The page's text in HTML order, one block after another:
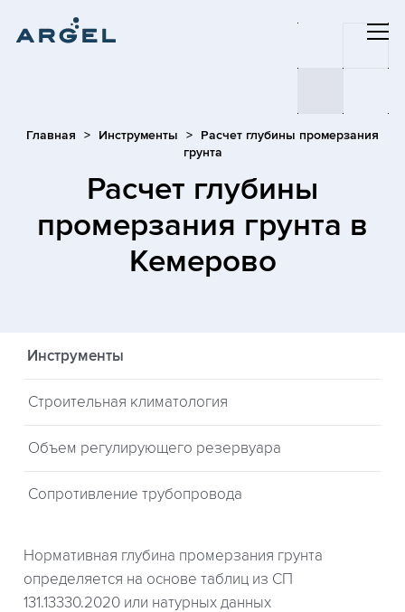
Главная Инструменты
Расчет глубины промерзания
грунта
Расчет глубины
промерзания грунта в
Кемерово
Инструменты
Строительная климатология
Объем регулирующего резервуара
Сопротивление трубопровода
Нормативная глубина промерзания грунта
определяется на основе таблиц из СП
131.13330.2020 или натурных данных